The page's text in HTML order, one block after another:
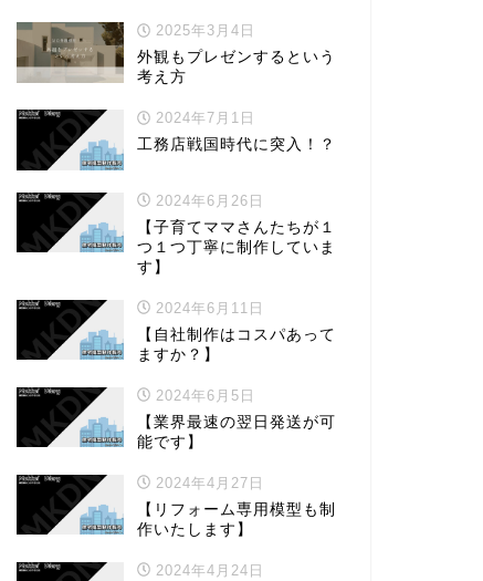
2025年3月4日
外観もプレゼンするという
考え方
2024年7月1日
工務店戦国時代に突入！？
2024年6月26日
【子育てママさんたちが１
つ１つ丁寧に制作していま
す】
2024年6月11日
【自社制作はコスパあって
ますか？】
2024年6月5日
【業界最速の翌日発送が可
能です】
2024年4月27日
【リフォーム専用模型も制
作いたします】
2024年4月24日